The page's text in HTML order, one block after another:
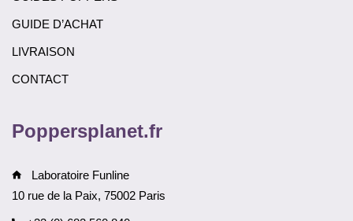
GUIDE D’ACHAT
LIVRAISON
CONTACT
Poppersplanet.fr
Laboratoire Funline
10 rue de la Paix, 75002 Paris